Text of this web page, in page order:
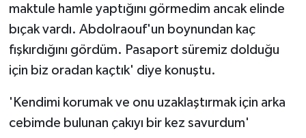
maktule hamle yaptığını görmedim ancak elinde
bıçak vardı. Abdolraouf'un boynundan kaç
fışkırdığını gördüm. Pasaport süremiz dolduğu
için biz oradan kaçtık' diye konuştu.
'Kendimi korumak ve onu uzaklaştırmak için arka
cebimde bulunan çakıyı bir kez savurdum'